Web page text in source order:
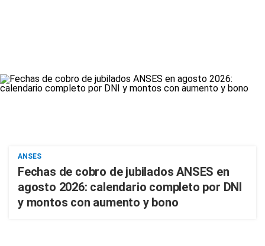
ANSES
Fechas de cobro de jubilados ANSES en
agosto 2026: calendario completo por DNI
y montos con aumento y bono